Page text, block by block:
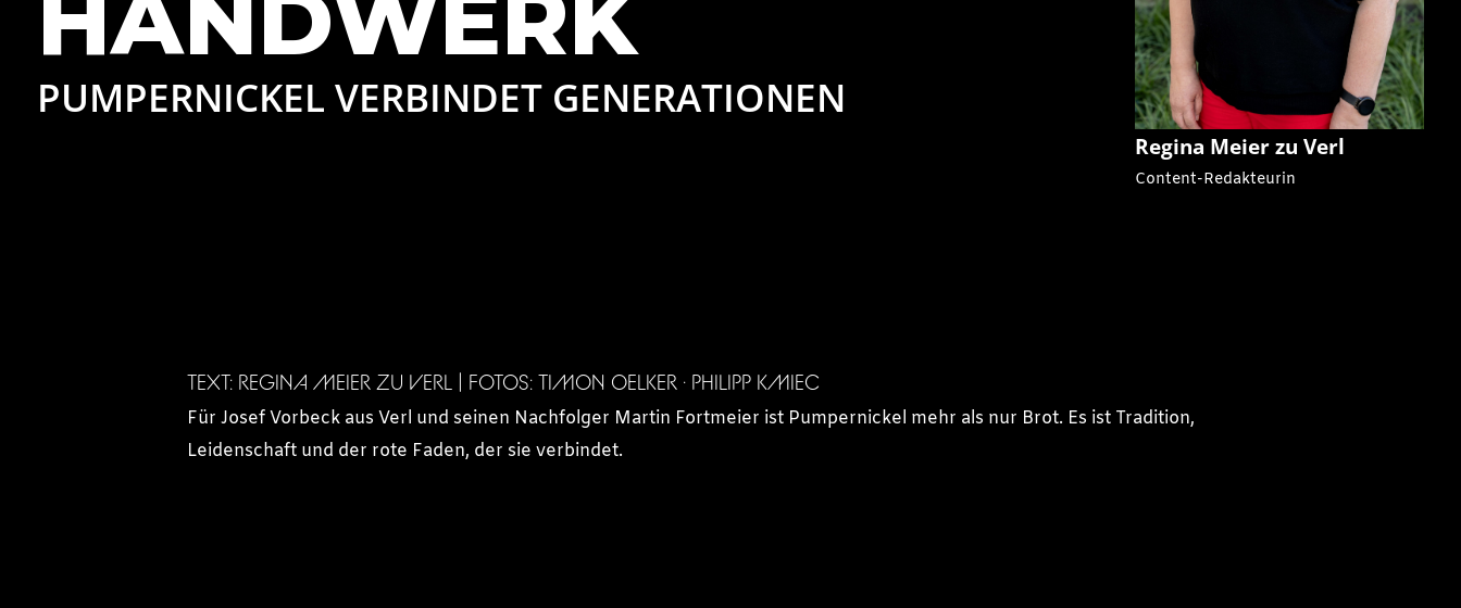
PUMPERNICKEL VERBINDET GENERATIONEN
Regina Meier zu Verl
Content-Redakteurin
TEXT: REGINA MEIER ZU VERL | FOTOS: TIMON OELKER · PHILIPP KMIEC
Für Josef Vorbeck aus Verl und seinen Nachfolger Martin Fortmeier ist Pumpernickel mehr als nur Brot. Es ist Tradition,
Leidenschaft und der rote Faden, der sie verbindet.